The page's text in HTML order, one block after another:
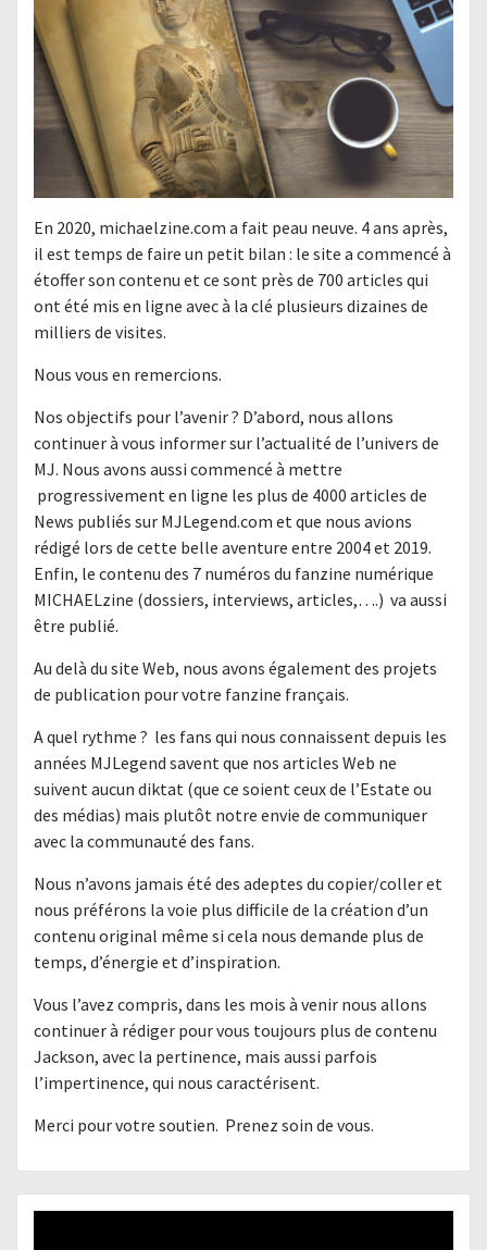
En 2020, michaelzine.com a fait peau neuve. 4 ans après,
il est temps de faire un petit bilan : le site a commencé à
étoffer son contenu et ce sont près de 700 articles qui
ont été mis en ligne avec à la clé plusieurs dizaines de
milliers de visites.
Nous vous en remercions.
Nos objectifs pour l’avenir ? D’abord, nous allons
continuer à vous informer sur l’actualité de l’univers de
MJ. Nous avons aussi commencé à mettre
progressivement en ligne les plus de 4000 articles de
News publiés sur MJLegend.com et que nous avions
rédigé lors de cette belle aventure entre 2004 et 2019.
Enfin, le contenu des 7 numéros du fanzine numérique
MICHAELzine (dossiers, interviews, articles,….) va aussi
être publié.
Au delà du site Web, nous avons également des projets
de publication pour votre fanzine français.
A quel rythme ? les fans qui nous connaissent depuis les
années MJLegend savent que nos articles Web ne
suivent aucun diktat (que ce soient ceux de l’Estate ou
des médias) mais plutôt notre envie de communiquer
avec la communauté des fans.
Nous n’avons jamais été des adeptes du copier/coller et
nous préférons la voie plus difficile de la création d’un
contenu original même si cela nous demande plus de
temps, d’énergie et d’inspiration.
Vous l’avez compris, dans les mois à venir nous allons
continuer à rédiger pour vous toujours plus de contenu
Jackson, avec la pertinence, mais aussi parfois
l’impertinence, qui nous caractérisent.
Merci pour votre soutien. Prenez soin de vous.